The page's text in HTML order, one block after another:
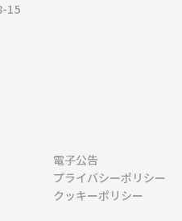
15
電子公告
プライバシーポリシー
クッキーポリシー